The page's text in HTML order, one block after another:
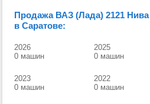
Продажа ВАЗ (Лада) 2121
в Саратове:
2026
0 машин
2025
0 машин
2023
0 машин
2022
0 машин